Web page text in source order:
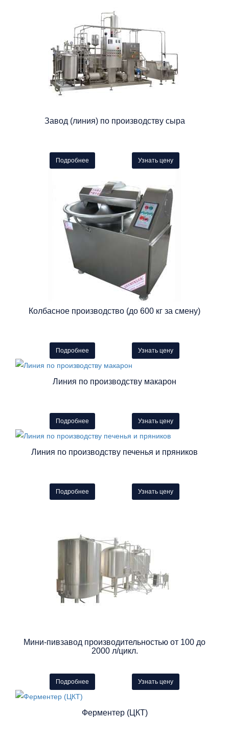
Завод (линия) по производству сыра
Подробнее Узнать цену
Колбасное производство (до 600 кг за смену)
Подробнее Узнать цену
Линия по производству макарон
Подробнее Узнать цену
Линия по производству печенья и пряников
Подробнее Узнать цену
Мини-пивзавод производительностью от 100 до
2000 л/цикл.
Подробнее Узнать цену
Ферментер (ЦКТ)